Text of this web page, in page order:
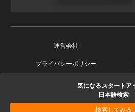
運営会社
プライバシーポリシー
Copyright © 2026 Ishin Co., Ltd.
気になるスタートア
日本語検索
検索してみる